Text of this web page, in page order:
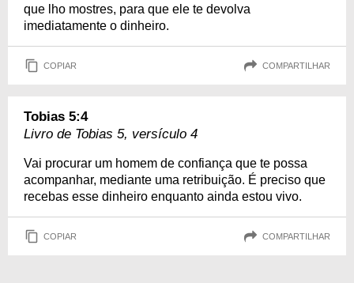
que lho mostres, para que ele te devolva
imediatamente o dinheiro.
COPIAR COMPARTILHAR
Tobias 5:4
Livro de Tobias 5, versículo 4
Vai procurar um homem de confiança que te possa
acompanhar, mediante uma retribuição. É preciso que
recebas esse dinheiro enquanto ainda estou vivo.
COPIAR COMPARTILHAR